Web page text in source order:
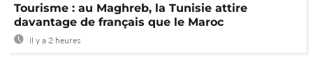
Tourisme : au Maghreb, la Tunisie attire
davantage de français que le Maroc
Il y a 2 heures